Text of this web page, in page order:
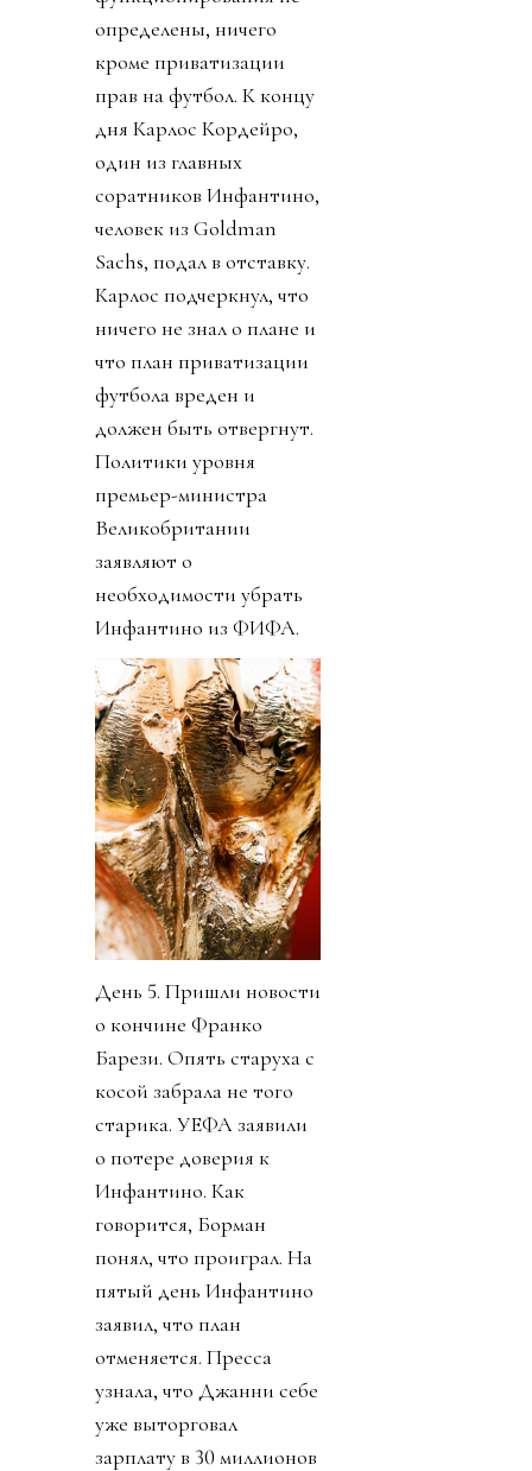
определены, ничего
кроме приватизации
прав на футбол. К концу
дня Карлос Кордейро,
один из главных
соратников Инфантино,
человек из Goldman
Sachs, подал в отставку.
Карлос подчеркнул, что
ничего не знал о плане и
что план приватизации
футбола вреден и
должен быть отвергнут.
Политики уровня
премьер-министра
Великобритании
заявляют о
необходимости убрать
Инфантино из ФИФА.
День 5. Пришли новости
о кончине Франко
Барези. Опять старуха с
косой забрала не того
старика. УЕФА заявили
о потере доверия к
Инфантино. Как
говорится, Борман
понял, что проиграл. На
пятый день Инфантино
заявил, что план
отменяется. Пресса
узнала, что Джанни себе
уже выторговал
зарплату в 30 миллионов